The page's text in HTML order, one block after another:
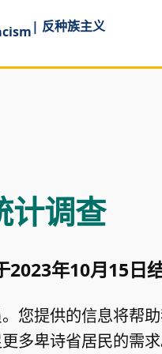
| 反种族主义
计调查
年10月15日结
您提供的信息将帮
多卑诗省居民的需求